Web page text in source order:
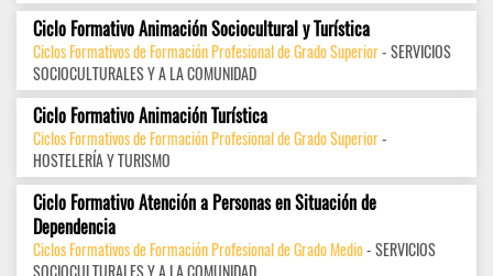
Ciclo Formativo Animación Sociocultural y Turística
Ciclos Formativos de Formación Profesional de Grado Superior- SERVICIOS
SOCIOCULTURALES Y A LA COMUNIDAD
Ciclo Formativo Animación Turística
Ciclos Formativos de Formación Profesional de Grado Superior-
HOSTELERÍA Y TURISMO
Ciclo Formativo Atención a Personas en Situación de
Dependencia
Ciclos Formativos de Formación Profesional de Grado Medio- SERVICIOS